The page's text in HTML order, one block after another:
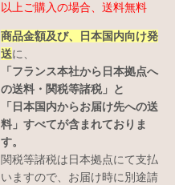
以上ご購入の場合、送料無料
商品金額及び、日本国内向け発
送に、
「フランス本社から日本拠点へ
の送料・関税等諸税」と
「日本国内からお届け先への送
料」すべてが含まれておりま
す。
関税等諸税は日本拠点にて支払
いますので、お届け時に別途請